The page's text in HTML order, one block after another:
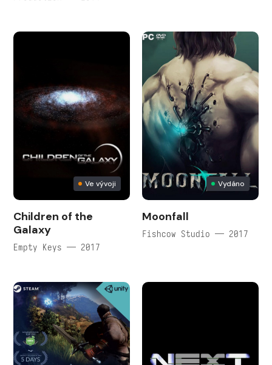
Ve vývoji
Children of the
Galaxy
Empty Keys — 2017
Vydáno
Moonfall
Fishcow Studio — 2017